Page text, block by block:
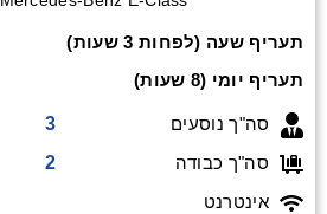
תעריף שעה (לפחות 3 שעות)
תעריף יומי (8 שעות)
סה"ך נוסעים
3
סה"ך כבודה
2
אינטרנט